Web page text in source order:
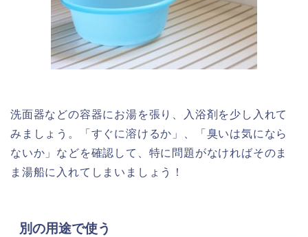
洗面器などの容器にお湯を張り、入浴剤を少し入れて
みましょう。「すぐに溶けるか」、「臭いは気になら
ないか」などを確認して、特に問題がなければそのま
ま湯船に入れてしまいましょう！
別の用途で使う